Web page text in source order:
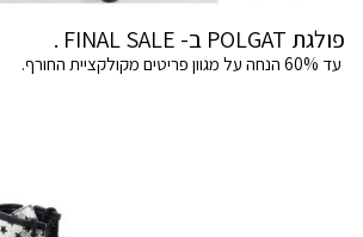
פולגת POLGAT ב- FINAL SALE .
עד 60% הנחה על מגוון פריטים מקולקציית החורף.